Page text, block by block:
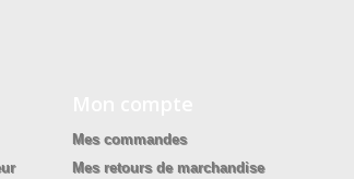
Mes commandes
Mes retours de marchandise